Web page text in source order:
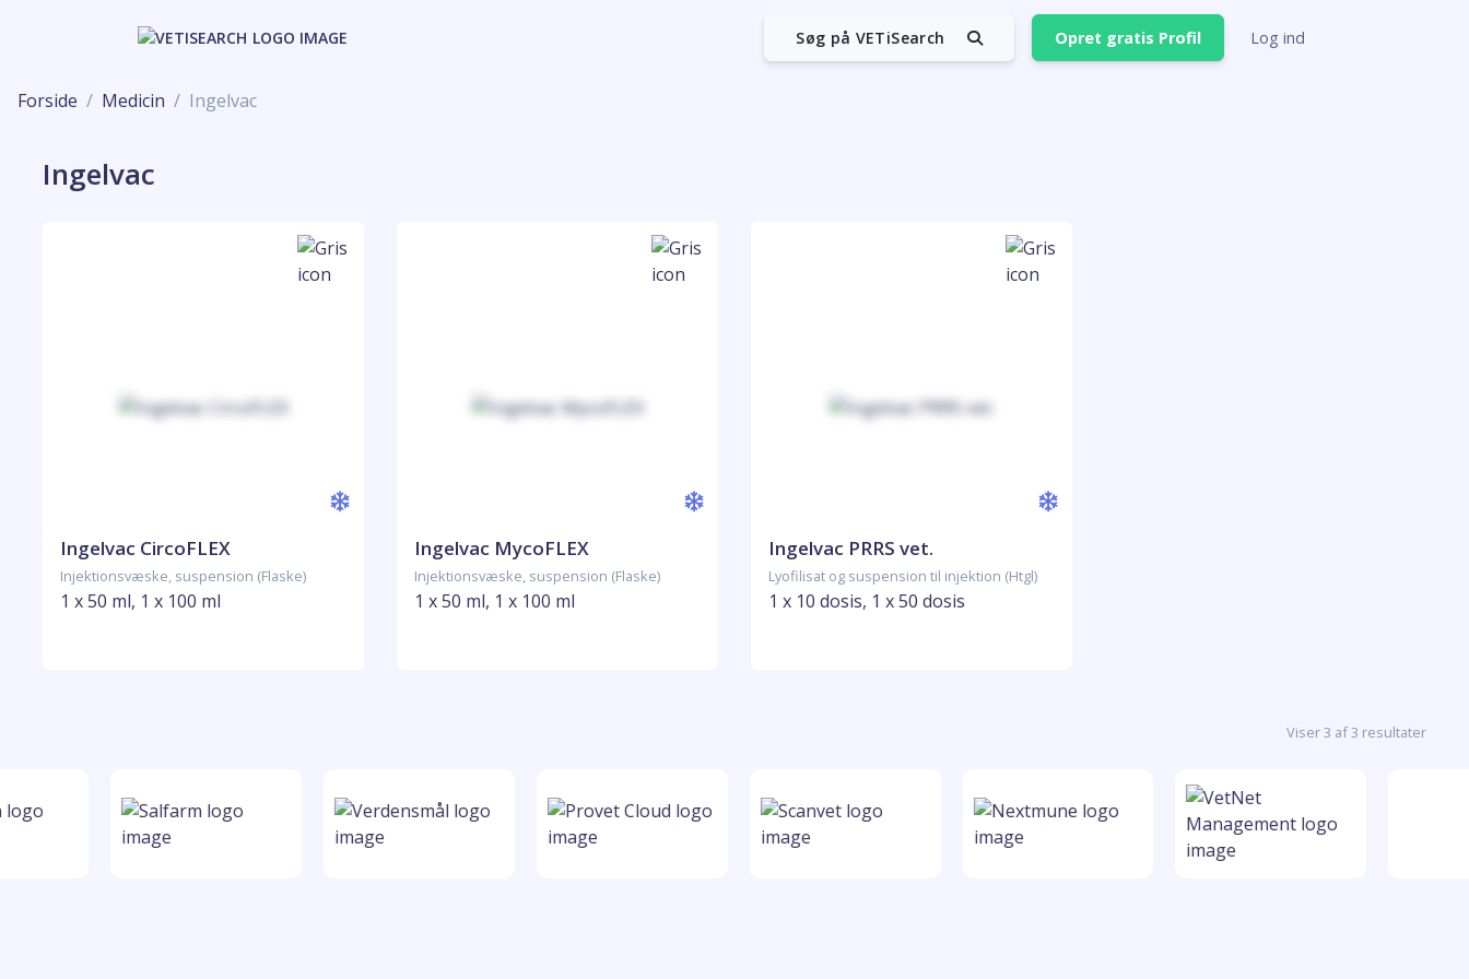
Søg på VETiSearch Opret gratis Profil Log ind
Forside Medicin Ingelvac
Ingelvac
Ingelvac CircoFLEX
Injektionsvæske, suspension (Flaske)
1 x 50 ml, 1 x 100 ml
Ingelvac MycoFLEX
Injektionsvæske, suspension (Flaske)
1 x 50 ml, 1 x 100 ml
Ingelvac PRRS vet.
Lyofilisat og suspension til injektion (Htgl)
1 x 10 dosis, 1 x 50 dosis
Viser 3 af 3 resultater